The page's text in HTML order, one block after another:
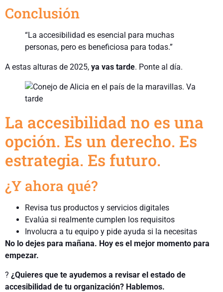
Conclusión
“La accesibilidad es esencial para muchas
personas, pero es beneficiosa para todas.”
A estas alturas de 2025, ya vas tarde. Ponte al día.
La accesibilidad no es una
opción. Es un derecho. Es
estrategia. Es futuro.
¿Y ahora qué?
Revisa tus productos y servicios digitales
Evalúa si realmente cumplen los requisitos
Involucra a tu equipo y pide ayuda si la necesitas
No lo dejes para mañana. Hoy es el mejor momento para
empezar.
? ¿Quieres que te ayudemos a revisar el estado de
accesibilidad de tu organización? Hablemos.